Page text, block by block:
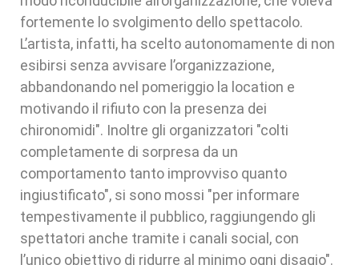
fortemente lo svolgimento dello spettacolo.
L’artista, infatti, ha scelto autonomamente di non
esibirsi senza avvisare l’organizzazione,
abbandonando nel pomeriggio la location e
motivando il rifiuto con la presenza dei
chironomidi". Inoltre gli organizzatori "colti
completamente di sorpresa da un
comportamento tanto improvviso quanto
ingiustificato", si sono mossi "per informare
tempestivamente il pubblico, raggiungendo gli
spettatori anche tramite i canali social, con
l’unico obiettivo di ridurre al minimo ogni disagio".